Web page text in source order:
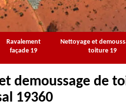
Ravalement
façade 19
Nettoyage et
toiture 19
demoussage de
19360